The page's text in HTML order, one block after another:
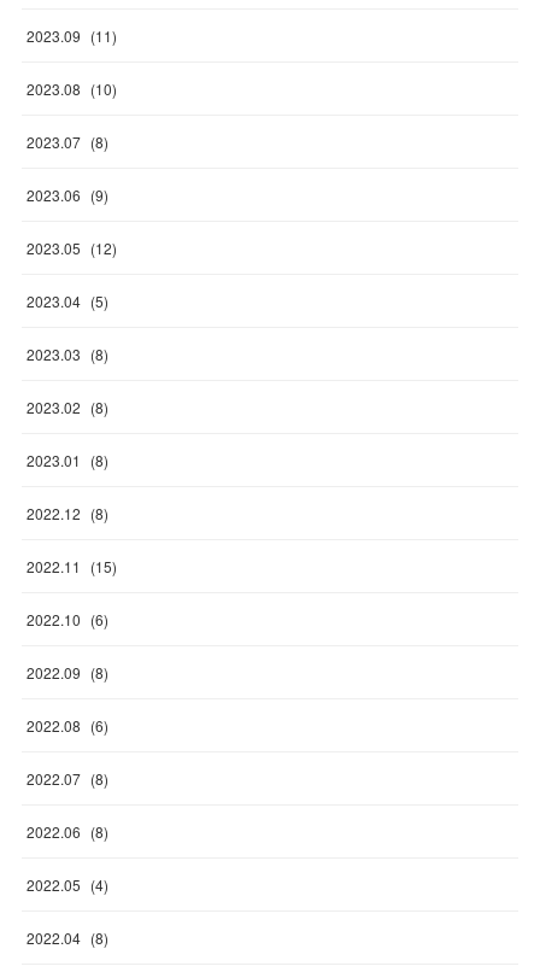
2023.09 (11)
2023.08 (10)
2023.07 (8)
2023.06 (9)
2023.05 (12)
2023.04 (5)
2023.03 (8)
2023.02 (8)
2023.01 (8)
2022.12 (8)
2022.11 (15)
2022.10 (6)
2022.09 (8)
2022.08 (6)
2022.07 (8)
2022.06 (8)
2022.05 (4)
2022.04 (8)